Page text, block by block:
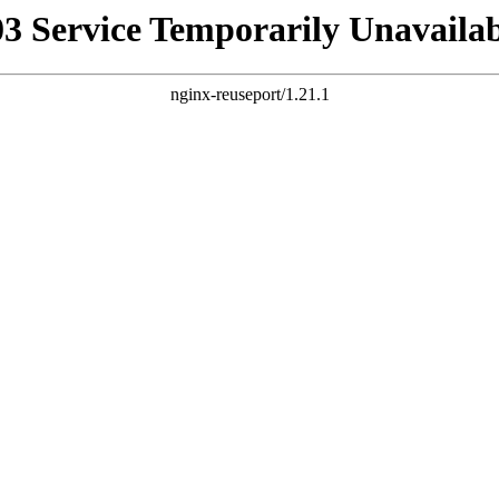
Service Temporarily
nginx-reuseport/1.21.1